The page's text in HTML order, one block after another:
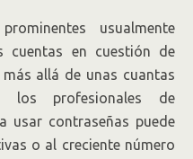
usualmente
cuentas en cuestión de
allá de unas cuantas
los profesionales de
usar contraseñas puede
o al creciente número